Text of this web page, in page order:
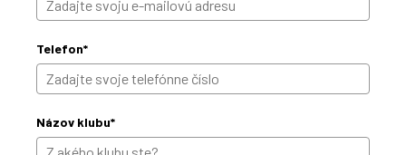
Telefon*
Názov klubu*